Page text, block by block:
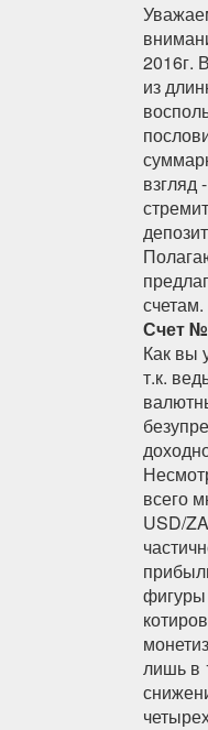
2016г.
из
взгляд
счетам.
Счет
Как вы
т.к.
всего
USD/
лишь в